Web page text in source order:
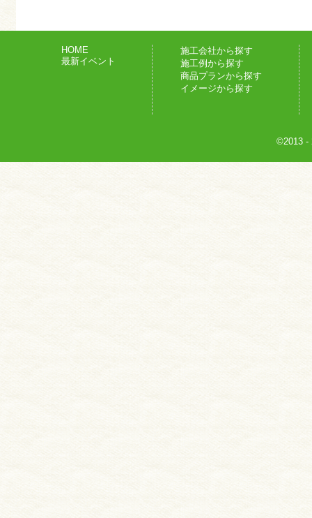
HOME
最新イベント
施工会社から探す
施工例から探す
商品プランから探す
イメージから探す
©2013 -